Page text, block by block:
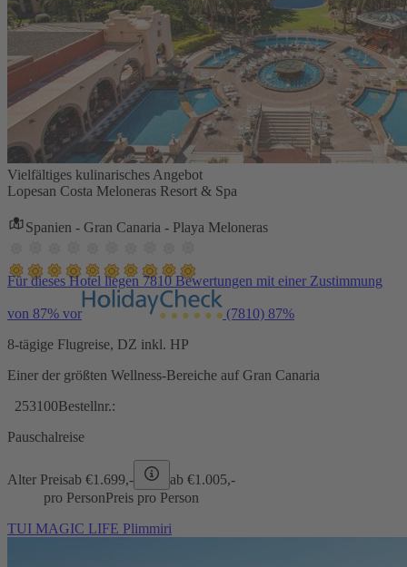
Vielfältiges kulinarisches Angebot
Lopesan Costa Meloneras Resort & Spa
Spanien - Gran Canaria - Playa Meloneras
Für dieses Hotel liegen 7810 Bewertungen mit einer Zustimmung
von 87% vor (7810) 87%
8-tägige Flugreise, DZ inkl. HP
Einer der größten Wellness-Bereiche auf Gran Canaria
253100Bestellnr.:
Pauschalreise
Alter Preisab €1.699,- ab €1.005,-
pro PersonPreis pro Person
TUI MAGIC LIFE Plimmiri